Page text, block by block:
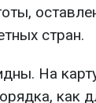
стран.
На
как